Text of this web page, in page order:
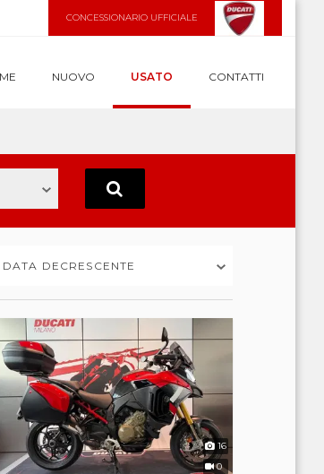
CONCESSIONARIO UFFICIALE
NUOVO USATO CONTATTI
DATA DECRESCENTE
16
0